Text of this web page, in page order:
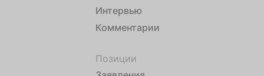
Интервью
Комментарии
Позиции